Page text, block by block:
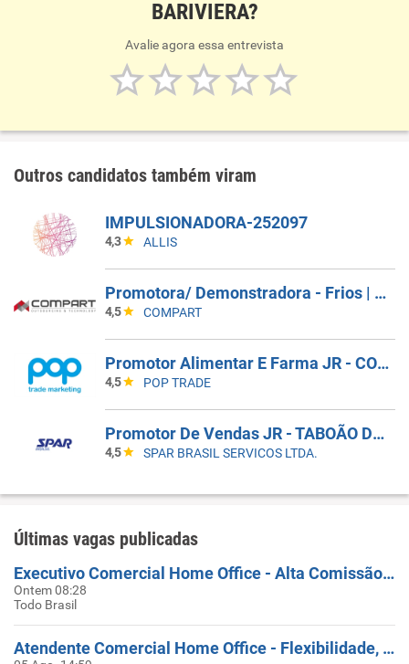
BARIVIERA?
Avalie agora essa entrevista
Outros candidatos também viram
IMPULSIONADORA-252097
4,3 ALLIS
Promotora/ Demonstradora - Frios | Jacareí (SP)
4,5 COMPART
Promotor Alimentar E Farma JR - COBERTURA DE AFASTAMENTO _ GUARULHOS_SP
4,5 POP TRADE
Promotor De Vendas JR - TABOÃO DA SERRA - COBERTURA DE FERIAS
4,5 SPAR BRASIL SERVICOS LTDA.
Últimas vagas publicadas
Executivo Comercial Home Office - Alta Comissão, Flexibilidade De Horario E Plano De Carreira
Ontem 08:28
Todo Brasil
Atendente Comercial Home Office - Flexibilidade, Alta Comissão E Plano De Carreira